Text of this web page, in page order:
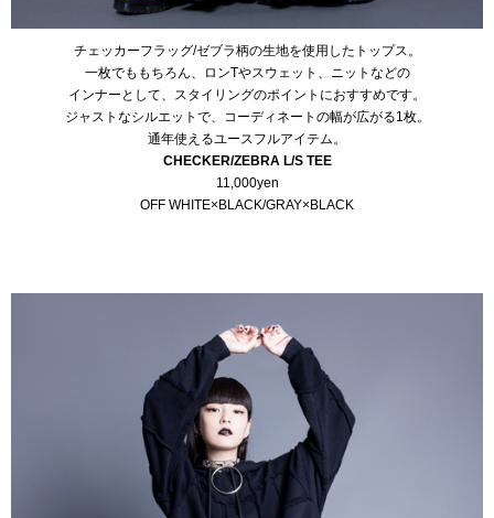
チェッカーフラッグ/ゼブラ柄の生地を使用したトップス。
一枚でももちろん、ロンTやスウェット、ニットなどの
インナーとして、スタイリングのポイントにおすすめです。
ジャストなシルエットで、コーディネートの幅が広がる1枚。
通年使えるユースフルアイテム。
CHECKER/ZEBRA L/S TEE
11,000yen
OFF WHITE×BLACK/GRAY×BLACK